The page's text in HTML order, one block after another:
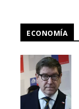
ECONOMÍA